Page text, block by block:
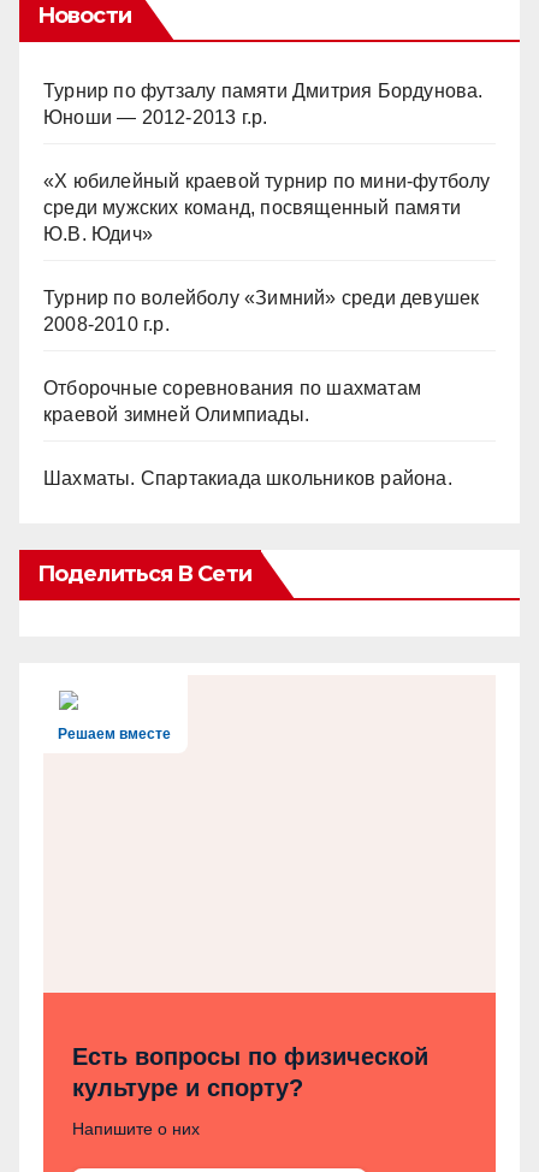
Новости
Турнир по футзалу памяти Дмитрия Бордунова.
Юноши — 2012-2013 г.р.
«Х юбилейный краевой турнир по мини-футболу
среди мужских команд, посвященный памяти
Ю.В. Юдич»
Турнир по волейболу «Зимний» среди девушек
2008-2010 г.р.
Отборочные соревнования по шахматам
краевой зимней Олимпиады.
Шахматы. Спартакиада школьников района.
Поделиться В Сети
Решаем вместе
Есть вопросы по физической
культуре и спорту?
Напишите о них